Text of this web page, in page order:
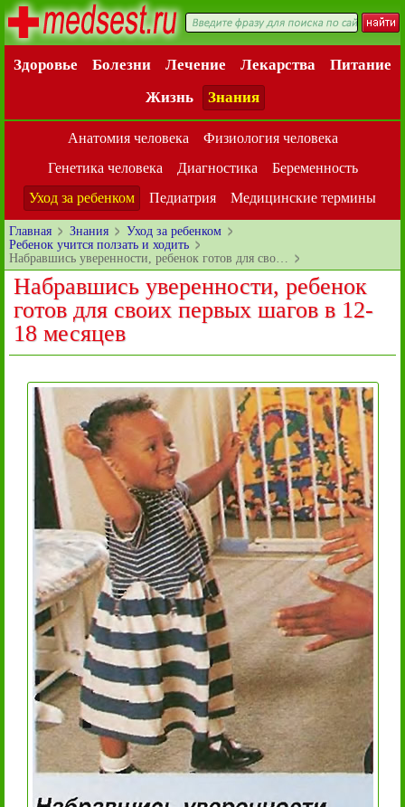
Здоровье Болезни Лечение Лекарства
Питание
Жизнь
Знания
Анатомия человека
Физиология человека
Генетика человека
Диагностика
Беременность
Уход за ребенком
Педиатрия Медицинские термины
Главная Знания
Уход за ребенком
Ребенок учится ползать и ходить
Набравшись уверенности, ребенок готов для сво…
Набравшись уверенности, ребенок
готов для своих первых шагов в 12-
18 месяцев